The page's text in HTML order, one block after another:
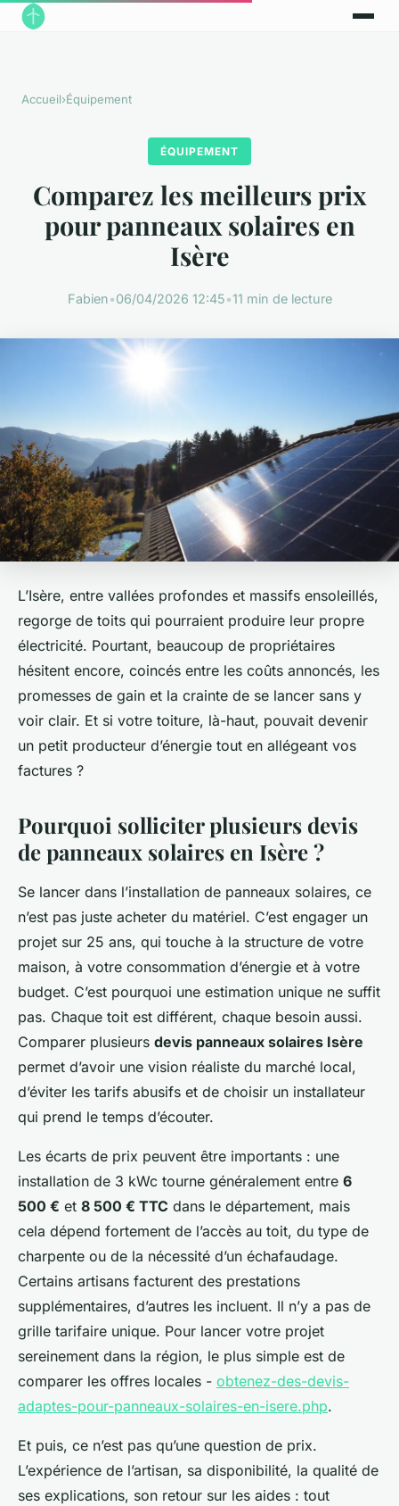
Accueil›Équipement
ÉQUIPEMENT
Comparez les meilleurs prix
pour panneaux solaires en
Isère
Fabien•06/04/2026 12:45•11 min de lecture
L’Isère, entre vallées profondes et massifs ensoleillés,
regorge de toits qui pourraient produire leur propre
électricité. Pourtant, beaucoup de propriétaires
hésitent encore, coincés entre les coûts annoncés, les
promesses de gain et la crainte de se lancer sans y
voir clair. Et si votre toiture, là-haut, pouvait devenir
un petit producteur d’énergie tout en allégeant vos
factures ?
Pourquoi solliciter plusieurs devis
de panneaux solaires en Isère ?
Se lancer dans l’installation de panneaux solaires, ce
n’est pas juste acheter du matériel. C’est engager un
projet sur 25 ans, qui touche à la structure de votre
maison, à votre consommation d’énergie et à votre
budget. C’est pourquoi une estimation unique ne suffit
pas. Chaque toit est différent, chaque besoin aussi.
Comparer plusieurs devis panneaux solaires Isère
permet d’avoir une vision réaliste du marché local,
d’éviter les tarifs abusifs et de choisir un installateur
qui prend le temps d’écouter.
Les écarts de prix peuvent être importants : une
installation de 3 kWc tourne généralement entre 6
500 € et 8 500 € TTC dans le département, mais
cela dépend fortement de l’accès au toit, du type de
charpente ou de la nécessité d’un échafaudage.
Certains artisans facturent des prestations
supplémentaires, d’autres les incluent. Il n’y a pas de
grille tarifaire unique. Pour lancer votre projet
sereinement dans la région, le plus simple est de
comparer les offres locales - obtenez-des-devis-
adaptes-pour-panneaux-solaires-en-isere.php.
Et puis, ce n’est pas qu’une question de prix.
L’expérience de l’artisan, sa disponibilité, la qualité de
ses explications, son retour sur les aides : tout